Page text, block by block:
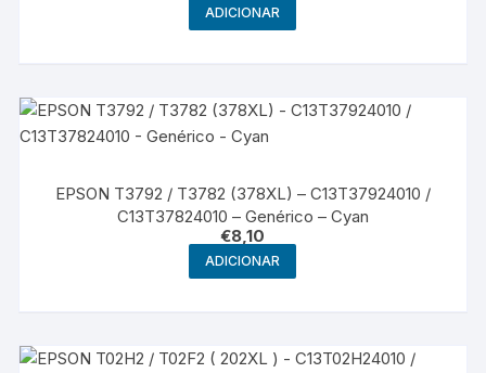
ADICIONAR
EPSON T3792 / T3782 (378XL) – C13T37924010 /
C13T37824010 – Genérico – Cyan
€8,10
ADICIONAR